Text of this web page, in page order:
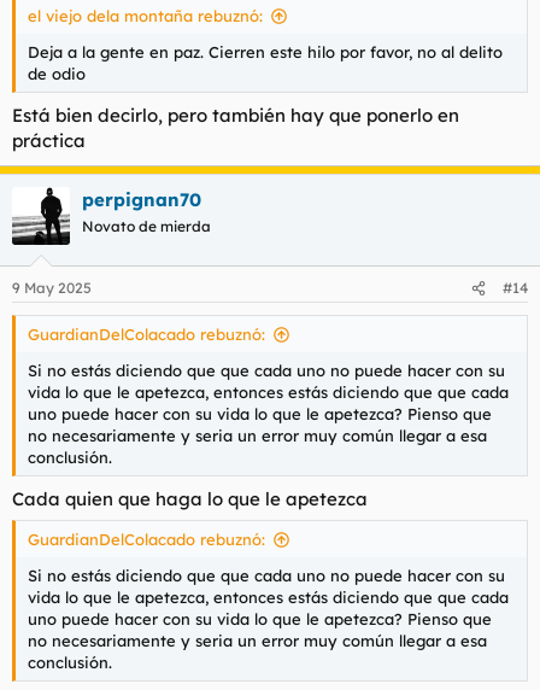
el viejo dela montaña rebuznó:
Deja a la gente en paz. Cierren este hilo por favor, no al delito
de odio
Está bien decirlo, pero también hay que ponerlo en
práctica
perpignan70
Novato de mierda
9 May 2025 #14
GuardianDelColacado rebuznó:
Si no estás diciendo que que cada uno no puede hacer con su
vida lo que le apetezca, entonces estás diciendo que que cada
uno puede hacer con su vida lo que le apetezca? Pienso que
no necesariamente y seria un error muy común llegar a esa
conclusión.
Cada quien que haga lo que le apetezca
GuardianDelColacado rebuznó:
Si no estás diciendo que que cada uno no puede hacer con su
vida lo que le apetezca, entonces estás diciendo que que cada
uno puede hacer con su vida lo que le apetezca? Pienso que
no necesariamente y seria un error muy común llegar a esa
conclusión.